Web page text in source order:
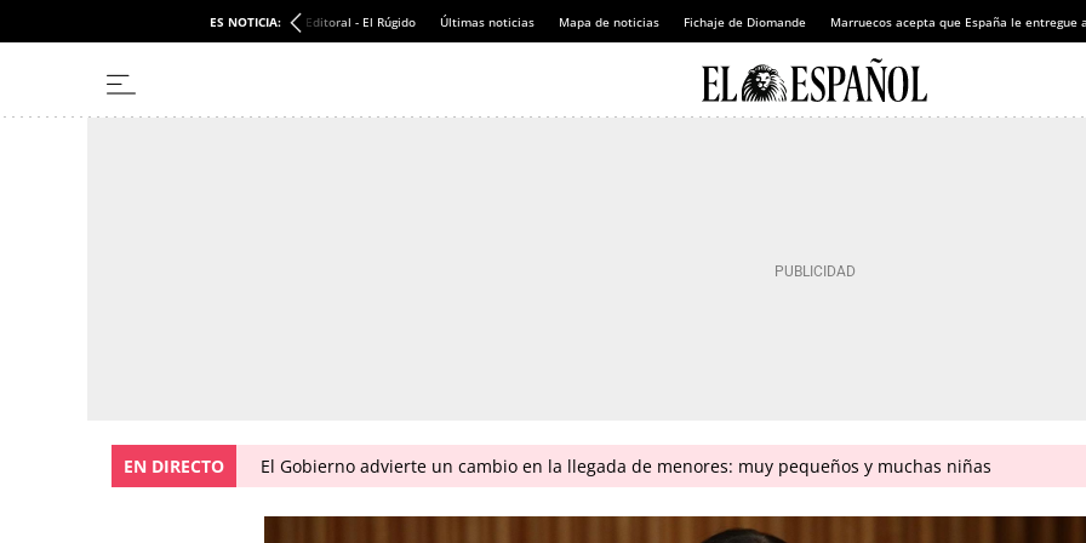
ES NOTICIA: Editoral - El Rúgido Últimas noticias Mapa de noticias Fichaje de Diomande Marruecos acepta que España le entregue
EN DIRECTO El Gobierno advierte un cambio en la llegada de menores: muy pequeños y muchas niñas